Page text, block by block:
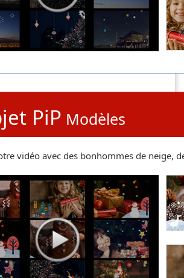
PiP Modèles
vidéo avec des bonhommes de neige,